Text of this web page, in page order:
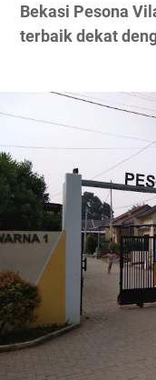
Bekasi Pesona
terbaik dekat